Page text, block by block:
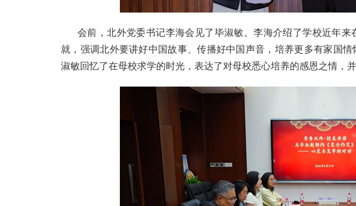
会前，北外党委书记李海会见了毕淑敏。李海介绍了学校近年
就，强调北外要讲好中国故事、传播好中国声音，培养更多有家国
淑敏回忆了在母校求学的时光，表达了对母校悉心培养的感恩之情，